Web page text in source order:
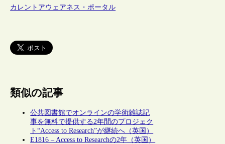
カレントアウェアネス・ポータル
類似の記事
公共図書館でオンラインの学術雑誌記
事を無料で提供する2年間のプロジェク
ト“Access to Research”が継続へ（英国）
E1816 – Access to Researchの2年（英国）